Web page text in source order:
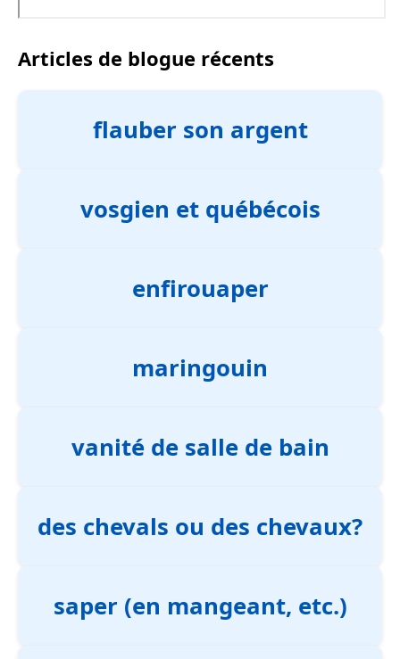
Articles de blogue récents
flauber son argent
vosgien et québécois
enfirouaper
maringouin
vanité de salle de bain
des chevals ou des chevaux?
saper (en mangeant, etc.)